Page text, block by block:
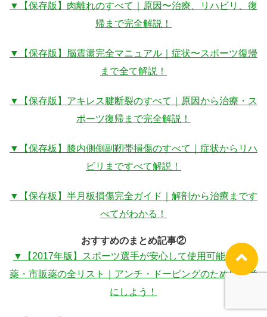
▼【保存版】肉離れのすべて｜原因〜治療、リハビリ、復
帰まで完全解説！
▼【保存版】脳震盪完全マニュアル｜症状〜スポーツ復帰
まで全て解説！
▼【保存版】アキレス腱断裂のすべて｜原因から治療・ス
ポーツ復帰まで完全解説！
▼【保存板】膝内側側副靭帯損傷のすべて｜症状からリハ
ビリまですべて解説！
▼【保存板】半月板損傷完全ガイド｜解剖から治療まです
べてがわかる！
おすすめのまとめ記事②
▼【2017年版】スポーツ選手が安心して使用可能な処方
薬・市販薬の全リスト｜アンチ・ドーピングのために参考
にしよう！